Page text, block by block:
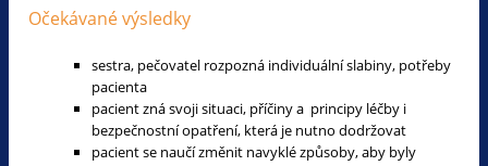
Očekávané výsledky
sestra, pečovatel rozpozná individuální slabiny, potřeby
pacienta
pacient zná svoji situaci, příčiny a principy léčby i
bezpečnostní opatření, která je nutno dodržovat
pacient se naučí změnit navyklé způsoby, aby byly